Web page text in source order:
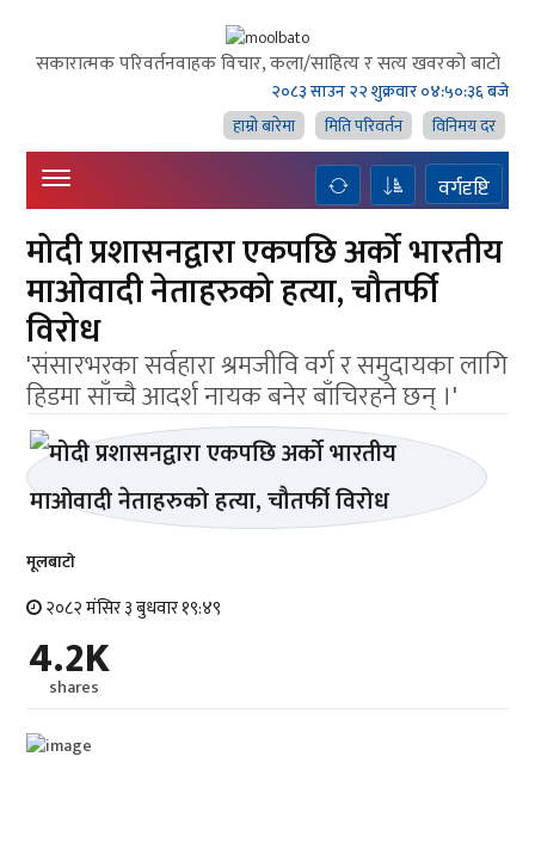
सकारात्मक परिवर्तनवाहक विचार, कला/साहित्य र सत्य खवरको बाटाे
२०८३ साउन २२ शुक्रवार०४:५०:३६ बजे
हाम्राे बारेमा
मिति परिवर्तन विनिमय दर
वर्गदृष्टि
मोदी प्रशासनद्वारा एकपछि अर्को भारतीय
माओवादी नेताहरुको हत्या, चौतर्फी
विरोध
'संसारभरका सर्वहारा श्रमजीवि वर्ग र समुदायका लागि
हिडमा साँच्चै आदर्श नायक बनेर बाँचिरहने छन् ।'
मूलबाटाे
२०८२ मंसिर ३ बुधवार १९:४९
4.2K
shares